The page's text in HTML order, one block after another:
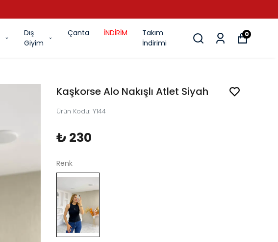
Dış
Giyim
Çanta İNDİRİM
Takım
İndirimi
0
Kaşkorse Alo Nakışlı Atlet Siyah
Ürün Kodu: Y144
₺ 230
Renk